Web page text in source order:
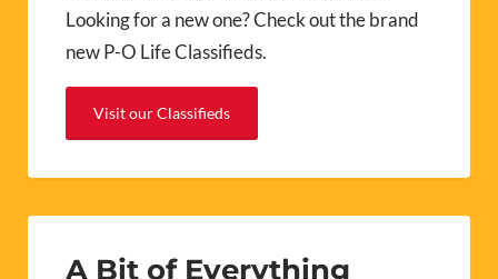
Looking for a new one? Check out the brand
new P-O Life Classifieds.
Visit our Classifieds
A Bit of Everything